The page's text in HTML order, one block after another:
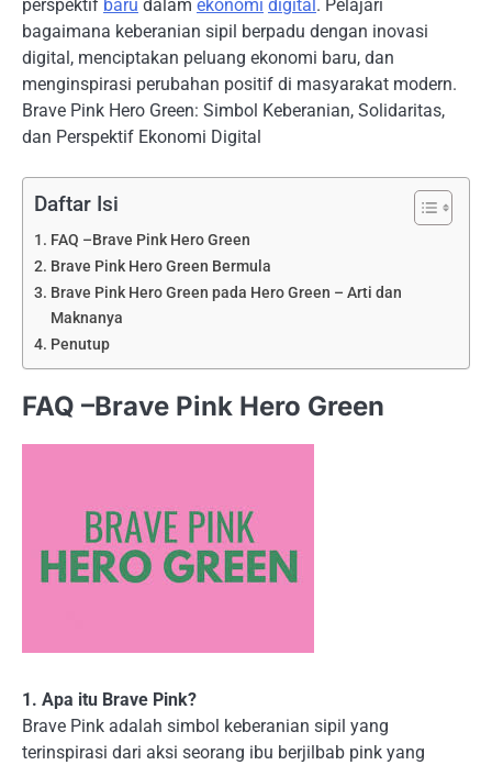
perspektif baru dalam ekonomi digital. Pelajari
bagaimana keberanian sipil berpadu dengan inovasi
digital, menciptakan peluang ekonomi baru, dan
menginspirasi perubahan positif di masyarakat modern.
Brave Pink Hero Green: Simbol Keberanian, Solidaritas,
dan Perspektif Ekonomi Digital
Daftar Isi
FAQ –Brave Pink Hero Green
Brave Pink Hero Green Bermula
Brave Pink Hero Green pada Hero Green – Arti dan
Maknanya
Penutup
FAQ –Brave Pink Hero Green
1. Apa itu Brave Pink?
Brave Pink adalah simbol keberanian sipil yang
terinspirasi dari aksi seorang ibu berjilbab pink yang